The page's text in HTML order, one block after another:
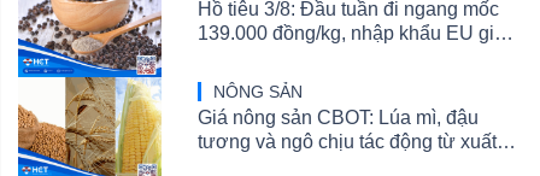
Hồ tiêu 3/8: Đầu tuần đi ngang mốc
139.000 đồng/kg, nhập khẩu EU giảm
NÔNG SẢN
Giá nông sản CBOT: Lúa mì, đậu
tương và ngô chịu tác động từ xuất